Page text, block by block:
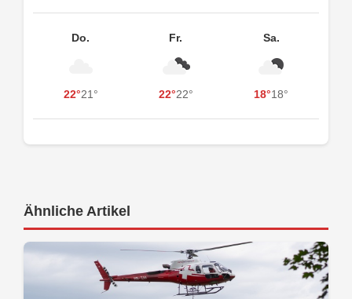
Do.
22°21°
Fr.
22°22°
Sa.
18°18°
Ähnliche Artikel